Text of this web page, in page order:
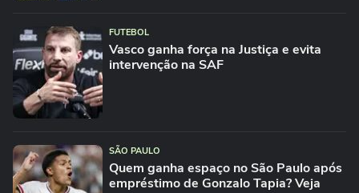
FUTEBOL
Vasco ganha força na Justiça e evita
intervenção na SAF
SÃO PAULO
Quem ganha espaço no São Paulo após
empréstimo de Gonzalo Tapia? Veja